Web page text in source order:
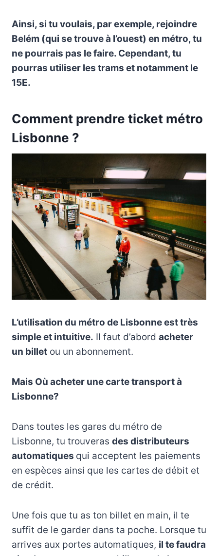
Ainsi, si tu voulais, par exemple, rejoindre
Belém (qui se trouve à l’ouest) en métro, tu
ne pourrais pas le faire. Cependant, tu
pourras utiliser les trams et notamment le
15E.
Comment prendre ticket métro
Lisbonne ?
L’utilisation du métro de Lisbonne est très
simple et intuitive. Il faut d’abord acheter
un billet ou un abonnement.
Mais Où acheter une carte transport à
Lisbonne?
Dans toutes les gares du métro de
Lisbonne, tu trouveras des distributeurs
automatiques qui acceptent les paiements
en espèces ainsi que les cartes de débit et
de crédit.
Une fois que tu as ton billet en main, il te
suffit de le garder dans ta poche. Lorsque tu
arrives aux portes automatiques, il te faudra